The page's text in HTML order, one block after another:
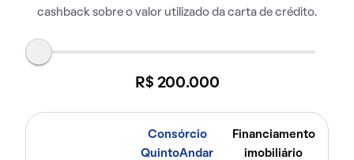
cashback sobre o valor utilizado da carta de crédito.
R$ 200.000
Consórcio
QuintoAndar
Financiamento
imobiliário